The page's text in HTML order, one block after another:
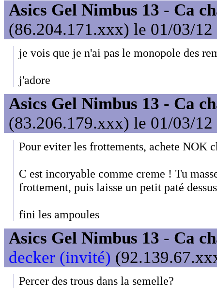
Asics Gel Nimbus 13 - Ca
(86.204.171.xxx) le 01/03/12
je vois que je n'ai pas le monopole des
j'adore
Asics Gel Nimbus 13 - Ca
(83.206.179.xxx) le 01/03/12
Pour eviter les frottements, achete NOK
C est incoryable comme creme ! Tu
frottement, puis laisse un petit paté
fini les ampoules
Asics Gel Nimbus 13 - Ca
decker (invité)
Percer des trous dans la semelle?